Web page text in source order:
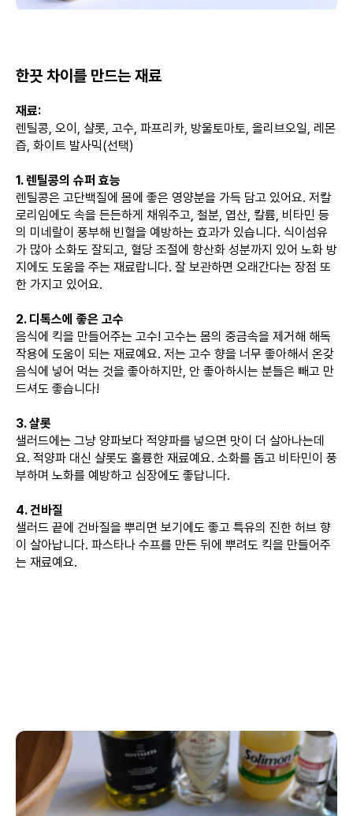
한끗 차이를 만드는 재료
재료:
렌틸콩, 오이, 샬롯, 고수, 파프리카, 방울토마토, 올리브오일, 레몬
즙, 화이트 발사믹(선택)
1. 렌틸콩의 슈퍼 효능
렌틸콩은 고단백질에 몸에 좋은 영양분을 가득 담고 있어요. 저칼
로리임에도 속을 든든하게 채워주고, 철분, 엽산, 칼륨, 비타민 등
의 미네랄이 풍부해 빈혈을 예방하는 효과가 있습니다. 식이섬유
가 많아 소화도 잘되고, 혈당 조절에 항산화 성분까지 있어 노화 방
지에도 도움을 주는 재료랍니다. 잘 보관하면 오래간다는 장점 또
한 가지고 있어요.
2. 디톡스에 좋은 고수
음식에 킥을 만들어주는 고수! 고수는 몸의 중금속을 제거해 해독
작용에 도움이 되는 재료예요. 저는 고수 향을 너무 좋아해서 온갖
음식에 넣어 먹는 것을 좋아하지만, 안 좋아하시는 분들은 빼고 만
드셔도 좋습니다!
3. 샬롯
샐러드에는 그냥 양파보다 적양파를 넣으면 맛이 더 살아나는데
요. 적양파 대신 샬롯도 훌륭한 재료예요. 소화를 돕고 비타민이 풍
부하며 노화를 예방하고 심장에도 좋답니다.
4. 건바질
샐러드 끝에 건바질을 뿌리면 보기에도 좋고 특유의 진한 허브 향
이 살아납니다. 파스타나 수프를 만든 뒤에 뿌려도 킥을 만들어주
는 재료예요.